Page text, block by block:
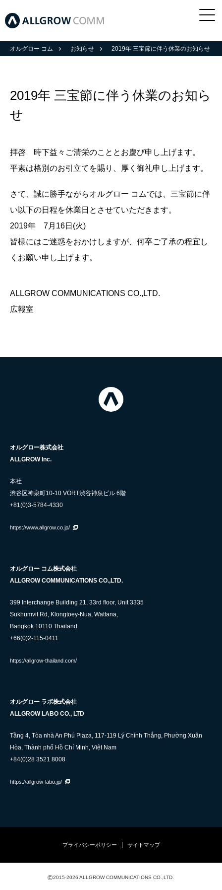
オルグロー コム お知らせ 2019年 三宝節に伴う休業のお知らせ
2019年 三宝節に伴う休業のお知ら
せ
拝啓 時下益々ご清栄のこととお慶び申し上げます。
平素は格別のお引立てを賜り、厚く御礼申し上げます。
さて、誠に勝手ながらオルグロー コムでは、三宝節に伴
い以下の日程を休業日とさせていただきます。
2019年 7月16日(火)
皆様にはご迷惑をおかけしますが、何卒ご了承の程宜し
くお願い申し上げます。
ALLGROW COMMUNICATIONS CO.,LTD.
広報室
オルグロー株式会社
ALLGROW Inc.
本社
渋谷区神泉町10-10 VORT渋谷神泉ビル 6階
+81(0)3-5784-4330
https://www.allgrow.co.jp/
オルグロー コム株式会社
ALLGROW COMMUNICATIONS CO.,LTD.
399 Interchange Building 21, 33rd floor, Unit 3335
Sukhumvit Rd, Klongtoey-Nua, Wattana,
Bangkok 10110 Thailand
+66(0)2-115-0411
https://allgrow-thailand.com/
オルグロー ラボ株式会社
ALLGROW LABO CO., LTD
Tầng 4, Tòa nhà An Phú Plaza, 117-119 Lý Chính Thắng, Phường Xuân
Hòa, Thành phố Hồ Chí Minh, Việt Nam
+84(0)28 3521 8008
https://allgrow-labo.jp/
プライバシーポリシー サイトマップ
©2015-2026 ALLGROW COMMUNICATIONS CO.,LTD.